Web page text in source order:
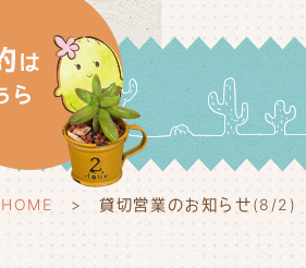
HOME 貸切営業のお知らせ(8/2)